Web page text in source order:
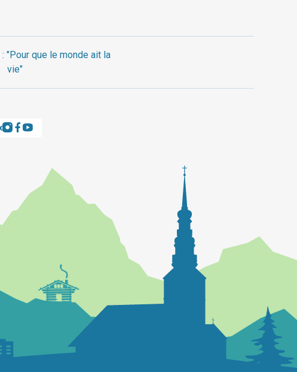
"Pour que le monde ait la
vie"